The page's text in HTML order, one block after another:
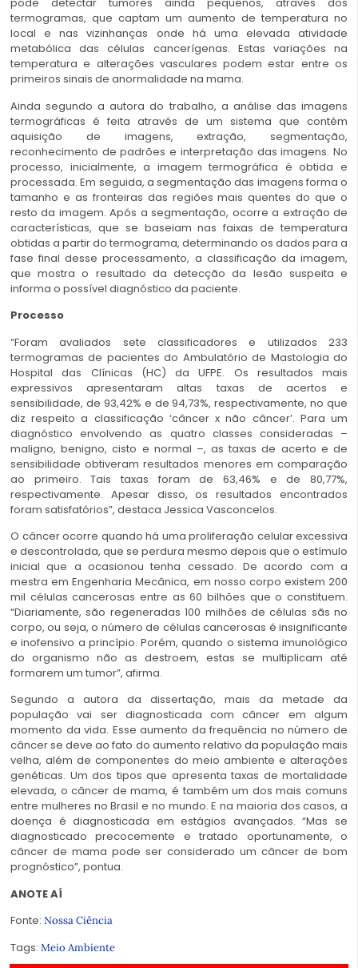
pode detectar tumores ainda pequenos, através dos
termogramas, que captam um aumento de temperatura no
local e nas vizinhanças onde há uma elevada atividade
metabólica das células cancerígenas. Estas variações na
temperatura e alterações vasculares podem estar entre os
primeiros sinais de anormalidade na mama.
Ainda segundo a autora do trabalho, a análise das imagens
termográficas é feita através de um sistema que contém
aquisição de imagens, extração, segmentação,
reconhecimento de padrões e interpretação das imagens. No
processo, inicialmente, a imagem termográfica é obtida e
processada. Em seguida, a segmentação das imagens forma o
tamanho e as fronteiras das regiões mais quentes do que o
resto da imagem. Após a segmentação, ocorre a extração de
características, que se baseiam nas faixas de temperatura
obtidas a partir do termograma, determinando os dados para a
fase final desse processamento, a classificação da imagem,
que mostra o resultado da detecção da lesão suspeita e
informa o possível diagnóstico da paciente.
Processo
“Foram avaliados sete classificadores e utilizados 233
termogramas de pacientes do Ambulatório de Mastologia do
Hospital das Clínicas (HC) da UFPE. Os resultados mais
expressivos apresentaram altas taxas de acertos e
sensibilidade, de 93,42% e de 94,73%, respectivamente, no que
diz respeito a classificação ‘câncer x não câncer’. Para um
diagnóstico envolvendo as quatro classes consideradas –
maligno, benigno, cisto e normal –, as taxas de acerto e de
sensibilidade obtiveram resultados menores em comparação
ao primeiro. Tais taxas foram de 63,46% e de 80,77%,
respectivamente. Apesar disso, os resultados encontrados
foram satisfatórios”, destaca Jessica Vasconcelos.
O câncer ocorre quando há uma proliferação celular excessiva
e descontrolada, que se perdura mesmo depois que o estímulo
inicial que a ocasionou tenha cessado. De acordo com a
mestra em Engenharia Mecânica, em nosso corpo existem 200
mil células cancerosas entre as 60 bilhões que o constituem.
“Diariamente, são regeneradas 100 milhões de células sãs no
corpo, ou seja, o número de células cancerosas é insignificante
e inofensivo a princípio. Porém, quando o sistema imunológico
do organismo não as destroem, estas se multiplicam até
formarem um tumor”, afirma.
Segundo a autora da dissertação, mais da metade da
população vai ser diagnosticada com câncer em algum
momento da vida. Esse aumento da frequência no número de
câncer se deve ao fato do aumento relativo da população mais
velha, além de componentes do meio ambiente e alterações
genéticas. Um dos tipos que apresenta taxas de mortalidade
elevada, o câncer de mama, é também um dos mais comuns
entre mulheres no Brasil e no mundo. E na maioria dos casos, a
doença é diagnosticada em estágios avançados. “Mas se
diagnosticado precocemente e tratado oportunamente, o
câncer de mama pode ser considerado um câncer de bom
prognóstico”, pontua.
ANOTE AÍ
Fonte: Nossa Ciência
Tags: Meio Ambiente